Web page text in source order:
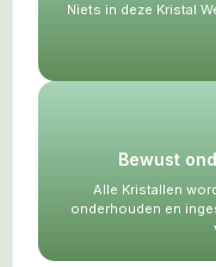
Niets in deze Kristal
Bewust
Alle Kristallen
onderhouden en